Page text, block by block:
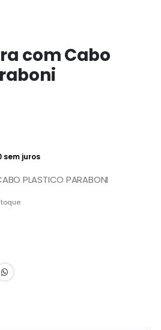
com Cabo
sem juros
PLASTICO PARABONI